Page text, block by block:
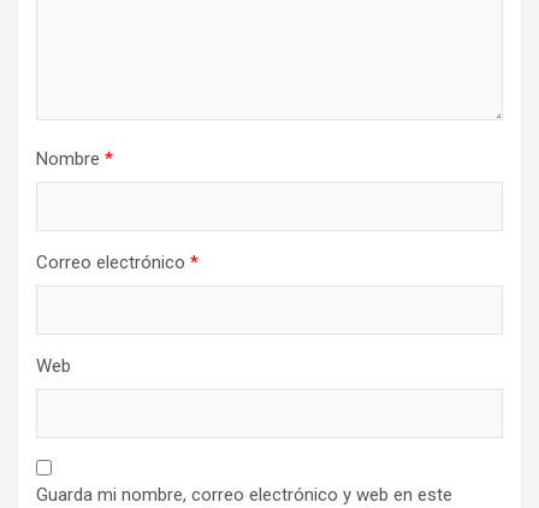
Nombre *
Correo electrónico *
Web
Guarda mi nombre, correo electrónico y web en este